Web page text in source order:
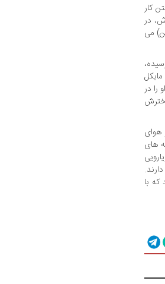
کار
در
می
را در
هوای
های
با